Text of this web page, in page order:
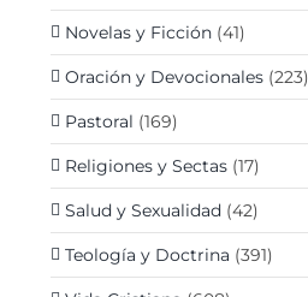
Novelas y Ficción (41)
Oración y Devocionales (223)
Pastoral (169)
Religiones y Sectas (17)
Salud y Sexualidad (42)
Teología y Doctrina (391)